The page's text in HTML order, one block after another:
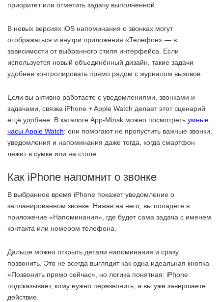
приоритет или отметить задачу выполненной.
В новых версиях iOS напоминания о звонках могут
отображаться и внутри приложения «Телефон» — в
зависимости от выбранного стиля интерфейса. Если
используется новый объединённый дизайн, такие задачи
удобнее контролировать прямо рядом с журналом вызовов.
Если вы активно работаете с уведомлениями, звонками и
задачами, связка iPhone + Apple Watch делает этот сценарий
ещё удобнее. В каталоге App-Minsk можно посмотреть умные
часы Apple Watch: они помогают не пропустить важные звонки,
уведомления и напоминания даже тогда, когда смартфон
лежит в сумке или на столе.
Как iPhone напомнит о звонке
В выбранное время iPhone покажет уведомление о
запланированном звонке. Нажав на него, вы попадёте в
приложение «Напоминания», где будет сама задача с именем
контакта или номером телефона.
Дальше можно открыть детали напоминания и сразу
позвонить. Это не всегда выглядит как одна идеальная кнопка
«Позвонить прямо сейчас», но логика понятная: iPhone
подсказывает, кому нужно перезвонить, а вы уже завершаете
действие.